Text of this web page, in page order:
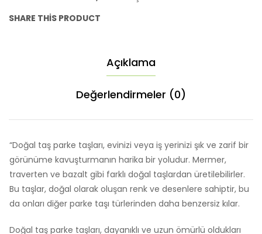
adet
SHARE THIS PRODUCT
Açıklama
Değerlendirmeler (0)
“Doğal taş parke taşları, evinizi veya iş yerinizi şık ve zarif bir
görünüme kavuşturmanın harika bir yoludur. Mermer,
traverten ve bazalt gibi farklı doğal taşlardan üretilebilirler.
Bu taşlar, doğal olarak oluşan renk ve desenlere sahiptir, bu
da onları diğer parke taşı türlerinden daha benzersiz kılar.
Doğal taş parke taşları, dayanıklı ve uzun ömürlü oldukları